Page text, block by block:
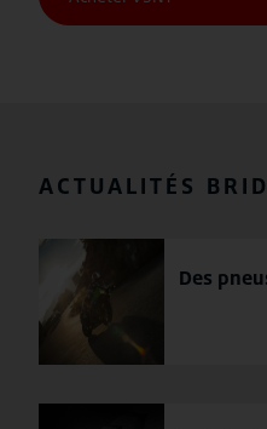
ACTUALITÉS
Des